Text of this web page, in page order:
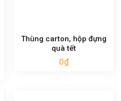
Thùng carton, hộp đựng
quà tết
0₫